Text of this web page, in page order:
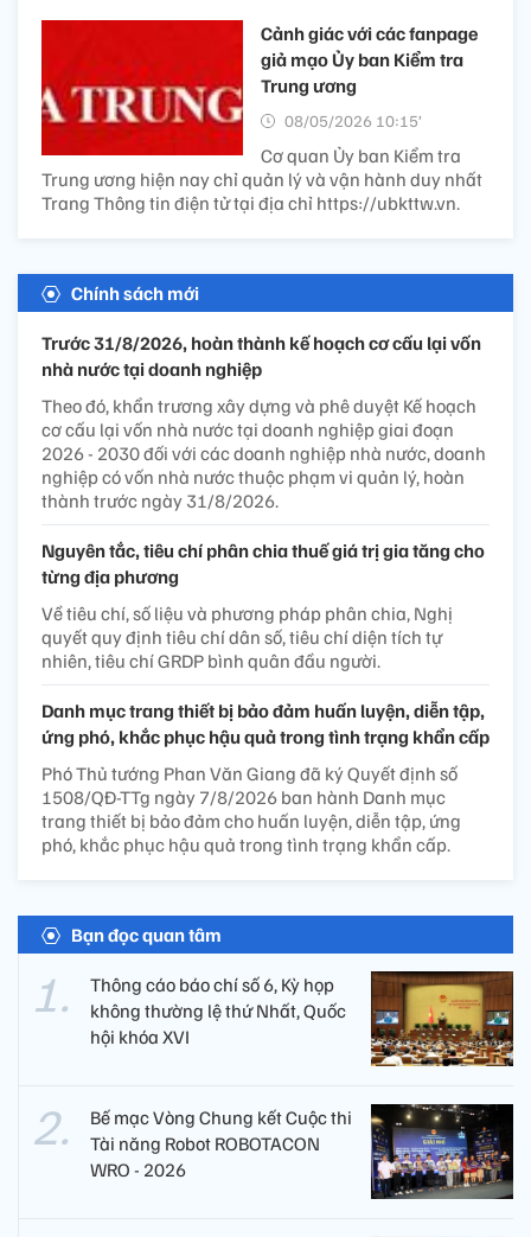
Cảnh giác với các fanpage
giả mạo Ủy ban Kiểm tra
Trung ương
08/05/2026 10:15’
Cơ quan Ủy ban Kiểm tra
Trung ương hiện nay chỉ quản lý và vận hành duy nhất
Trang Thông tin điện tử tại địa chỉ https://ubkttw.vn.
Chính sách mới
Trước 31/8/2026, hoàn thành kế hoạch cơ cấu lại vốn
nhà nước tại doanh nghiệp
Theo đó, khẩn trương xây dựng và phê duyệt Kế hoạch
cơ cấu lại vốn nhà nước tại doanh nghiệp giai đoạn
2026 - 2030 đối với các doanh nghiệp nhà nước, doanh
nghiệp có vốn nhà nước thuộc phạm vi quản lý, hoàn
thành trước ngày 31/8/2026.
Nguyên tắc, tiêu chí phân chia thuế giá trị gia tăng cho
từng địa phương
Về tiêu chí, số liệu và phương pháp phân chia, Nghị
quyết quy định tiêu chí dân số, tiêu chí diện tích tự
nhiên, tiêu chí GRDP bình quân đầu người.
Danh mục trang thiết bị bảo đảm huấn luyện, diễn tập,
ứng phó, khắc phục hậu quả trong tình trạng khẩn cấp
Phó Thủ tướng Phan Văn Giang đã ký Quyết định số
1508/QĐ-TTg ngày 7/8/2026 ban hành Danh mục
trang thiết bị bảo đảm cho huấn luyện, diễn tập, ứng
phó, khắc phục hậu quả trong tình trạng khẩn cấp.
Bạn đọc quan tâm
Thông cáo báo chí số 6, Kỳ họp
không thường lệ thứ Nhất, Quốc
hội khóa XVI
Bế mạc Vòng Chung kết Cuộc thi
Tài năng Robot ROBOTACON
WRO - 2026